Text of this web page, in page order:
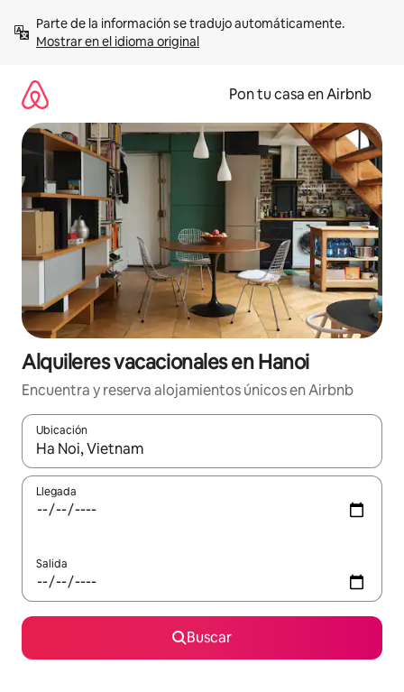
contenidoMostrar en el idioma original
Pon tu casa en Airbnb
Alquileres vacacionales en Hanoi
Encuentra y reserva alojamientos únicos en Airbnb
Ubicación
Cuando los resultados estén disponibles, navega con las
Llegada
Salida
Buscar